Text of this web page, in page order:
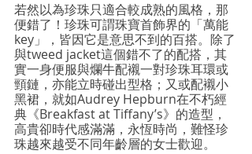
若然以為珍珠只適合較成熟的風格，那
便錯了！珍珠可謂珠寶首飾界的「萬能
key」，皆因它是意思不到的百搭。除了
與tweed jacket這個錯不了的配搭，其
實一身便服與爛牛配襯一對珍珠耳環或
頸鏈，亦能立時碰出型格；又或配襯小
黑裙，就如Audrey Hepburn在不朽經
典《Breakfast at Tiffany’s》的造型，
高貴卻時代感滿滿，永恆時尚，難怪珍
珠越來越受不同年齡層的女士歡迎。